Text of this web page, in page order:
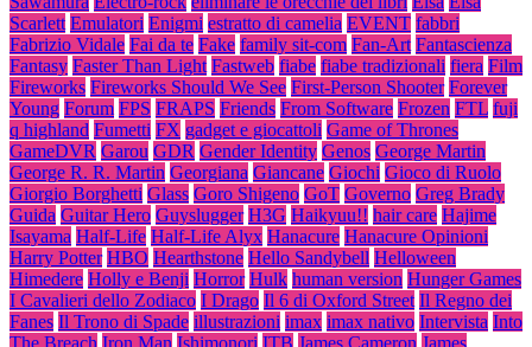
Scarlett Emulatori Enigmi estratto di camelia EVENT fabbri
Fabrizio Vidale Fai da te Fake family sit-com Fan-Art Fantascienza
Fantasy Faster Than Light Fastweb fiabe fiabe tradizionali fiera Film
Fireworks Fireworks Should We See First-Person Shooter Forever
Young Forum FPS FRAPS Friends From Software Frozen FTL fuji
q highland Fumetti FX gadget e giocattoli Game of Thrones
GameDVR Garou GDR Gender Identity Genos George Martin
George R. R. Martin Georgiana Giancane Giochi Gioco di Ruolo
Giorgio Borghetti Glass Goro Shigeno GoT Governo Greg Brady
Guida Guitar Hero Guyslugger H3G Haikyuu!! hair care Hajime
Isayama Half-Life Half-Life Alyx Hanacure Hanacure Opinioni
Harry Potter HBO Hearthstone Hello Sandybell Helloween
Himedere Holly e Benji Horror Hulk human version Hunger Games
I Cavalieri dello Zodiaco I Drago Il 6 di Oxford Street Il Regno dei
Fanes Il Trono di Spade illustrazioni imax imax nativo Intervista Into